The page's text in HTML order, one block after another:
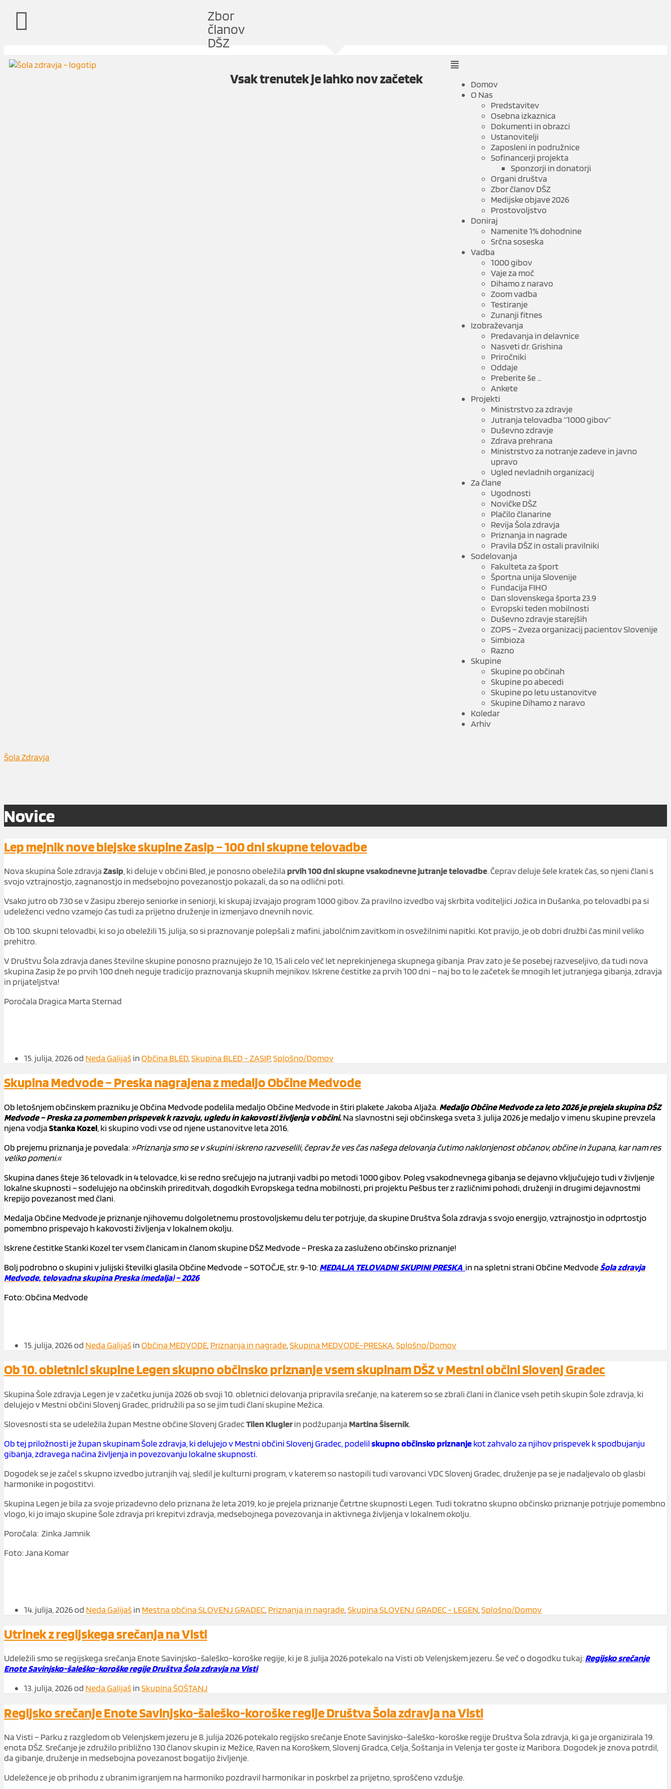
Zbor
članov
DŠZ
Vsak trenutek je lahko nov ​začetek
Domov
O Nas
Predstavitev
Osebna izkaznica
Dokumenti in obrazci
Ustanovitelji
Zaposleni in podružnice
Sofinancerji projekta
Sponzorji in donatorji
Organi društva
Zbor članov DŠZ
Medijske objave 2026
Prostovoljstvo
Doniraj
Namenite 1% dohodnine
Srčna soseska
Vadba
1000 gibov
Vaje za moč
Dihamo z naravo
Zoom vadba
Testiranje
Zunanji fitnes
Izobraževanja
Predavanja in delavnice
Nasveti dr. Grishina
Priročniki
Oddaje
Preberite še …
Ankete
Projekti
Ministrstvo za zdravje
Jutranja telovadba “1000 gibov”
Duševno zdravje
Zdrava prehrana
Ministrstvo za notranje zadeve in javno
upravo
Ugled nevladnih organizacij
Za člane
Ugodnosti
Novičke DŠZ
Plačilo članarine
Revija Šola zdravja
Priznanja in nagrade
Pravila DŠZ in ostali pravilniki
Sodelovanja
Fakulteta za šport
Športna unija Slovenije
Fundacija FIHO
Dan slovenskega športa 23.9
Evropski teden mobilnosti
Duševno zdravje starejših
ZOPS – Zveza organizacij pacientov Slovenije
Simbioza
Razno
Skupine
Skupine po občinah
Skupine po abecedi
Skupine po letu ustanovitve
Skupine Dihamo z naravo
Koledar
Arhiv
Šola Zdravja
Novice
Lep mejnik nove blejske skupine Zasip – 100 dni skupne telovadbe
Nova skupina Šole zdravjaZasip , ki deluje v občini Bled, je ponosno obeležilaprvih 100 dni skupne vsakodnevne jutranje telovadbe. Čeprav deluje šele kratek čas, so njeni člani s
svojo vztrajnostjo, zagnanostjo in medsebojno povezanostjo pokazali, da so na odlični poti.
Vsako jutro ob 7.30 se v Zasipu zberejo seniorke in seniorji, ki skupaj izvajajo program 1000 gibov. Za pravilno izvedbo vaj skrbita voditeljici Jožica in Dušanka, po telovadbi pa si
udeleženci vedno vzamejo čas tudi za prijetno druženje in izmenjavo dnevnih novic.
Ob 100. skupni telovadbi, ki so jo obeležili 15. julija, so si praznovanje polepšali z mafini, jabolčnim zavitkom in osvežilnimi napitki. Kot pravijo, je ob dobri družbi čas minil veliko
prehitro.
V Društvu Šola zdravja danes številne skupine ponosno praznujejo že 10, 15 ali celo več let neprekinjenega skupnega gibanja. Prav zato je še posebej razveseljivo, da tudi nova
skupina Zasip že po prvih 100 dneh neguje tradicijo praznovanja skupnih mejnikov. Iskrene čestitke za prvih 100 dni – naj bo to le začetek še mnogih let jutranjega gibanja, zdravja
in prijateljstva!
Poročala Dragica Marta Sternad
15. julija, 2026od Neda GalijašinObčina BLED, Skupina BLED - ZASIP,Splošno/Domov
Skupina Medvode – Preska nagrajena z medaljo Občine Medvode
Ob letošnjem občinskem prazniku je Občina Medvode podelila medaljo Občine Medvode in štiri plakete Jakoba Aljaža.Medaljo Občine Medvode za leto 2026 je prejela skupina DŠZ
Medvode – Preska za pomemben prispevek k razvoju, ugledu in kakovosti življenja v občini.Na slavnostni seji občinskega sveta 3. julija 2026 je medaljo v imenu skupine prevzela
njena vodjaStanka Kozel , ki skupino vodi vse od njene ustanovitve leta 2016.
Ob prejemu priznanja je povedala:»Priznanja smo se v skupini iskreno razveselili, čeprav že ves čas našega delovanja čutimo naklonjenost občanov, občine in župana, kar nam res
veliko pomeni.«
Skupina danes šteje 36 telovadk in 4 telovadce, ki se redno srečujejo na jutranji vadbi po metodi 1000 gibov. Poleg vsakodnevnega gibanja se dejavno vključujejo tudi v življenje
lokalne skupnosti – sodelujejo na občinskih prireditvah, dogodkih Evropskega tedna mobilnosti, pri projektu Pešbus ter z različnimi pohodi, druženji in drugimi dejavnostmi
krepijo povezanost med člani.
Medalja Občine Medvode je priznanje njihovemu dolgoletnemu prostovoljskemu delu ter potrjuje, da skupine Društva Šola zdravja s svojo energijo, vztrajnostjo in odprtostjo
pomembno prispevajo h kakovosti življenja v lokalnem okolju.
Iskrene čestitke Stanki Kozel ter vsem članicam in članom skupine DŠZ Medvode – Preska za zasluženo občinsko priznanje!
Bolj podrobno o skupini v julijski številki glasila Občine Medvode – SOTOČJE, str. 9-10:MEDALJA TELOVADNI SKUPINI PRESKA in na spletni strani Občine MedvodeŠola zdravja
Medvode, telovadna skupina Preska (medalja) – 2026
Foto: Občina Medvode
15. julija, 2026od Neda GalijašinObčina MEDVODE Priznanja in nagrade Skupina MEDVODE-PRESKA Splošno/Domov
Ob 10. obletnici skupine Legen skupno občinsko priznanje vsem skupinam DŠZ v Mestni občini Slovenj Gradec
Skupina Šole zdravja Legen je v začetku junija 2026 ob svoji 10. obletnici delovanja pripravila srečanje, na katerem so se zbrali člani in članice vseh petih skupin Šole zdravja, ki
delujejo v Mestni občini Slovenj Gradec, pridružili pa so se jim tudi člani skupine Mežica.
Slovesnosti sta se udeležila župan Mestne občine Slovenj GradecTilen Kluglerin podžupanjaMartina Šisernik.
Ob tej priložnosti je župan skupinam Šole zdravja, ki delujejo v Mestni občini Slovenj Gradec, podelilskupno občinsko priznanjekot zahvalo za njihov prispevek k spodbujanju
gibanja, zdravega načina življenja in povezovanju lokalne skupnosti.
Dogodek se je začel s skupno izvedbo jutranjih vaj, sledil je kulturni program, v katerem so nastopili tudi varovanci VDC Slovenj Gradec, druženje pa se je nadaljevalo ob glasbi
harmonike in pogostitvi.
Skupina Legen je bila za svoje prizadevno delo priznana že leta 2019, ko je prejela priznanje Četrtne skupnosti Legen. Tudi tokratno skupno občinsko priznanje potrjuje pomembno
vlogo, ki jo imajo skupine Šole zdravja pri krepitvi zdravja, medsebojnega povezovanja in aktivnega življenja v lokalnem okolju.
Poročala: Zinka Jamnik
Foto: Jana Komar
14. julija, 2026od Neda Galijašin Mestna občina SLOVENJ GRADEC Priznanja in nagrade Skupina SLOVENJ GRADEC - LEGEN Splošno/Domov
Utrinek z regijskega srečanja na Visti
Udeležili smo se regijskega srečanja Enote Savinjsko-šaleško-koroške regije, ki je 8. julija 2026 potekalo na Visti ob Velenjskem jezeru. Še več o dogodku tukaj:Regijsko srečanje
Enote Savinjsko-šaleško-koroške regije Društva Šola zdravja na Visti
13. julija, 2026od Neda GalijašinSkupina ŠOŠTANJ
Regijsko srečanje Enote Savinjsko-šaleško-koroške regije Društva Šola zdravja na Visti
Na Visti – Parku z razgledom ob Velenjskem jezeru je 8. julija 2026 potekalo regijsko srečanje Enote Savinjsko-šaleško-koroške regije Društva Šola zdravja, ki ga je organizirala 19.
enota DŠZ. Srečanje je združilo približno 130 članov skupin iz Mežice, Raven na Koroškem, Slovenj Gradca, Celja, Šoštanja in Velenja ter goste iz Maribora. Dogodek je znova potrdil,
da gibanje, druženje in medsebojna povezanost bogatijo življenje.
Udeležence je ob prihodu z ubranim igranjem na harmoniko pozdravil harmonikar in poskrbel za prijetno, sproščeno vzdušje.